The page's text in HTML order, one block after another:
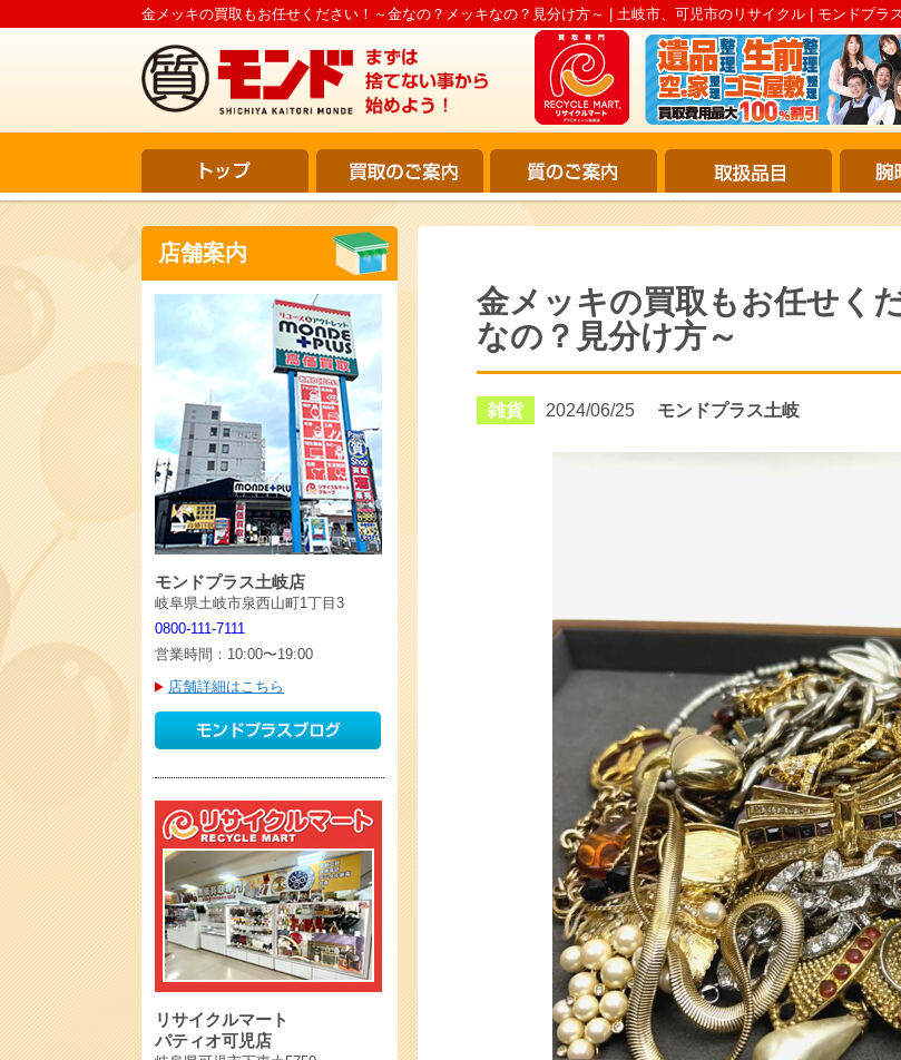
金メッキの買取もお任せください！～金なの？メッキなの？見分け方～ | 土岐市、可児市のリサイクル | モンドプラ
金メッキの買取もお任せく
なの？見分け方～
雑貨 2024/06/25 モンドプラス土岐
店舗案内
モンドプラス土岐店
岐阜県土岐市泉西山町1丁目3
0800-111-7111
営業時間：10:00〜19:00
店舗詳細はこちら
リサイクルマート
パティオ可児店